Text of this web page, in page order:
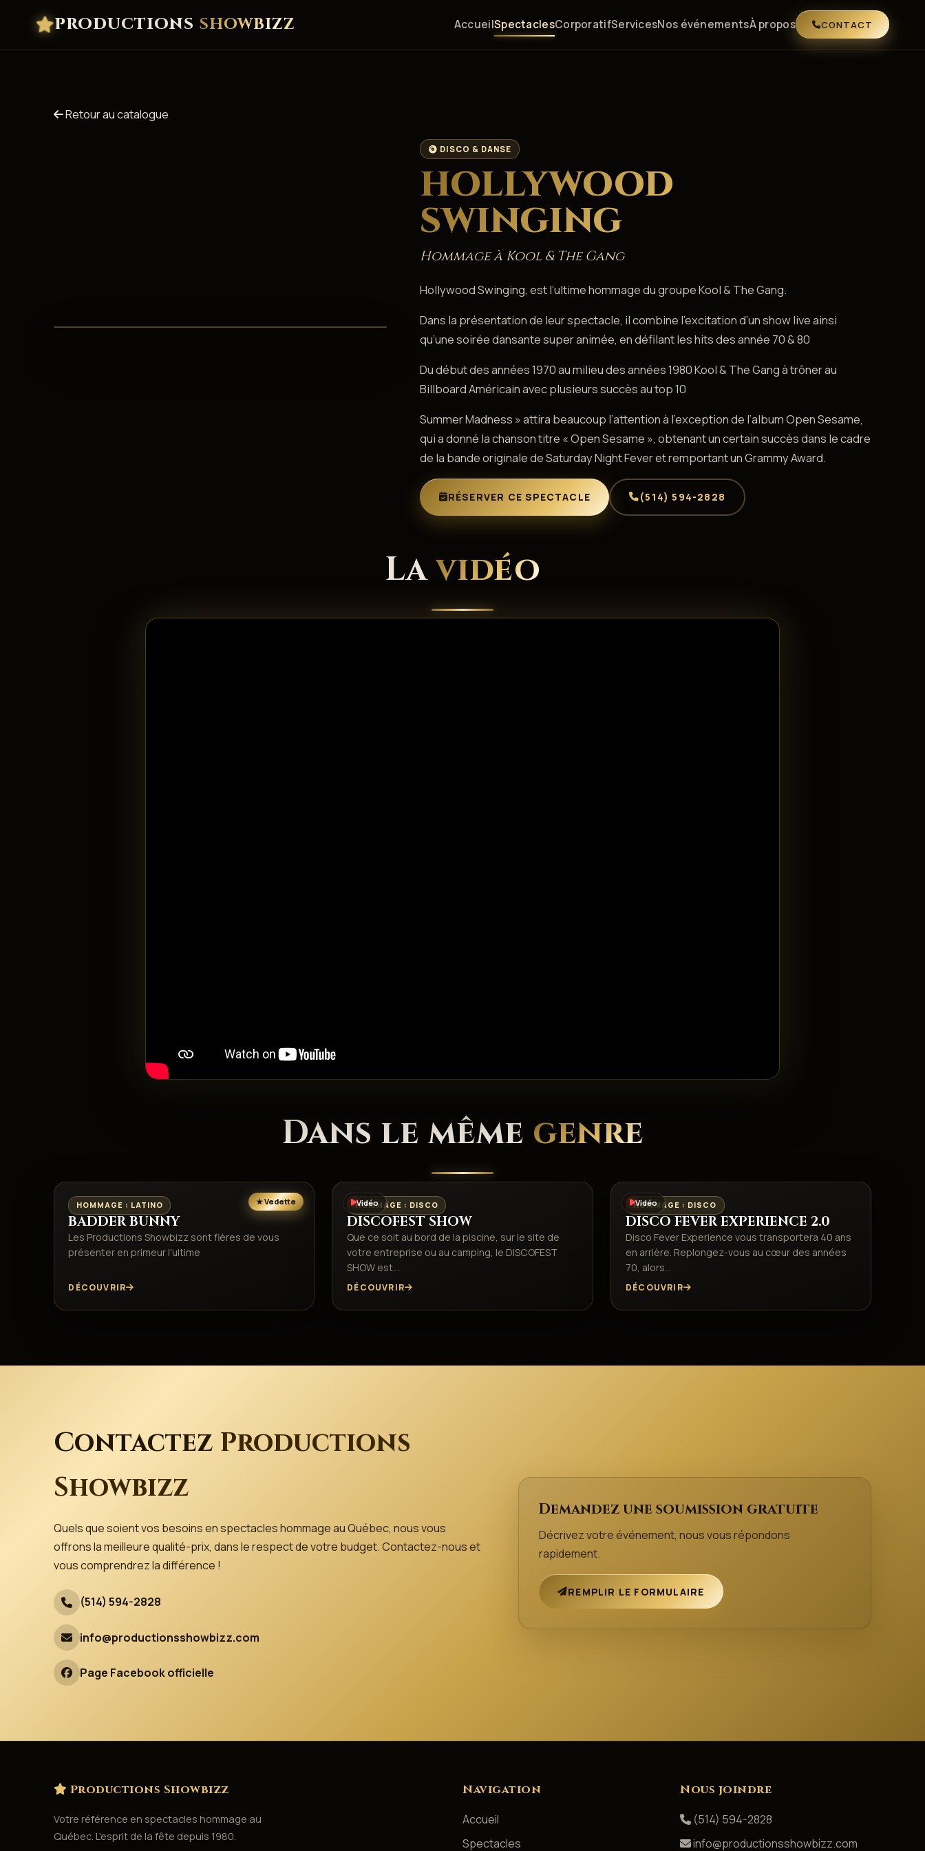
PRODUCTIONS SHOWBIZZ AccueilSpectaclesCorporatifServicesNos événementsÀ propos CONTACT
Retour au catalogue
DISCO & DANSE
HOLLYWOOD
SWINGING
Hommage à Kool & The Gang
Hollywood Swinging, est l’ultime hommage du groupe Kool & The Gang.
Dans la présentation de leur spectacle, il combine l’excitation d’un show live ainsi
qu’une soirée dansante super animée, en défilant les hits des année 70 & 80
Du début des années 1970 au milieu des années 1980 Kool & The Gang à trôner au
Billboard Américain avec plusieurs succès au top 10
Summer Madness » attira beaucoup l’attention à l’exception de l’album Open Sesame,
qui a donné la chanson titre « Open Sesame », obtenant un certain succès dans le cadre
de la bande originale de Saturday Night Fever et remportant un Grammy Award.
RÉSERVER CE SPECTACLE (514) 594-2828
Lavidéo
Dans le même genre
HOMMAGE : LATINO
BADDER BUNNY
Les Productions Showbizz sont fières de vous
présenter en primeur l'ultime
DÉCOUVRIR
Vidéo
HOMMAGE : DISCO
DISCOFEST SHOW
Que ce soit au bord de la piscine, sur le site de
votre entreprise ou au camping, le DISCOFEST
SHOW est…
DÉCOUVRIR
Vidéo
HOMMAGE : DISCO
DISCO FEVER EXPERIENCE 2.0
Disco Fever Experience vous transportera 40 ans
en arrière. Replongez-vous au cœur des années
70, alors…
DÉCOUVRIR
Contactez Productions
Showbizz
Quels que soient vos besoins en spectacles hommage au Québec, nous vous
offrons la meilleure qualité-prix, dans le respect de votre budget. Contactez-nous et
vous comprendrez la différence !
(514) 594-2828
info@productionsshowbizz.com
Page Facebook officielle
Demandez une soumission gratuite
Décrivez votre événement, nous vous répondons
rapidement.
REMPLIR LE FORMULAIRE
Productions Showbizz
Votre référence en spectacles hommage au
Québec. L'esprit de la fête depuis 1980.
Navigation
Accueil
Spectacles
Nous joindre
(514) 594-2828
info@productionsshowbizz.com